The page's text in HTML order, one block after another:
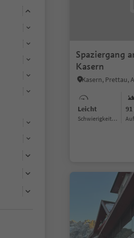
Spaziergang
Kasern
Kasern, Prettau,
Leicht
Schwierigkeitsgrad